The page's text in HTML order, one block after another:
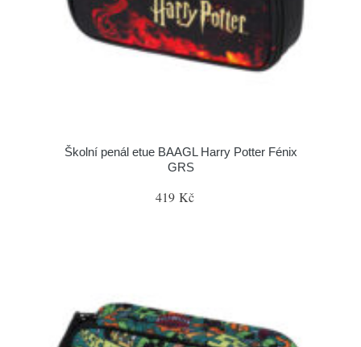
Školní penál etue BAAGL Harry Potter Fénix
GRS
419 Kč